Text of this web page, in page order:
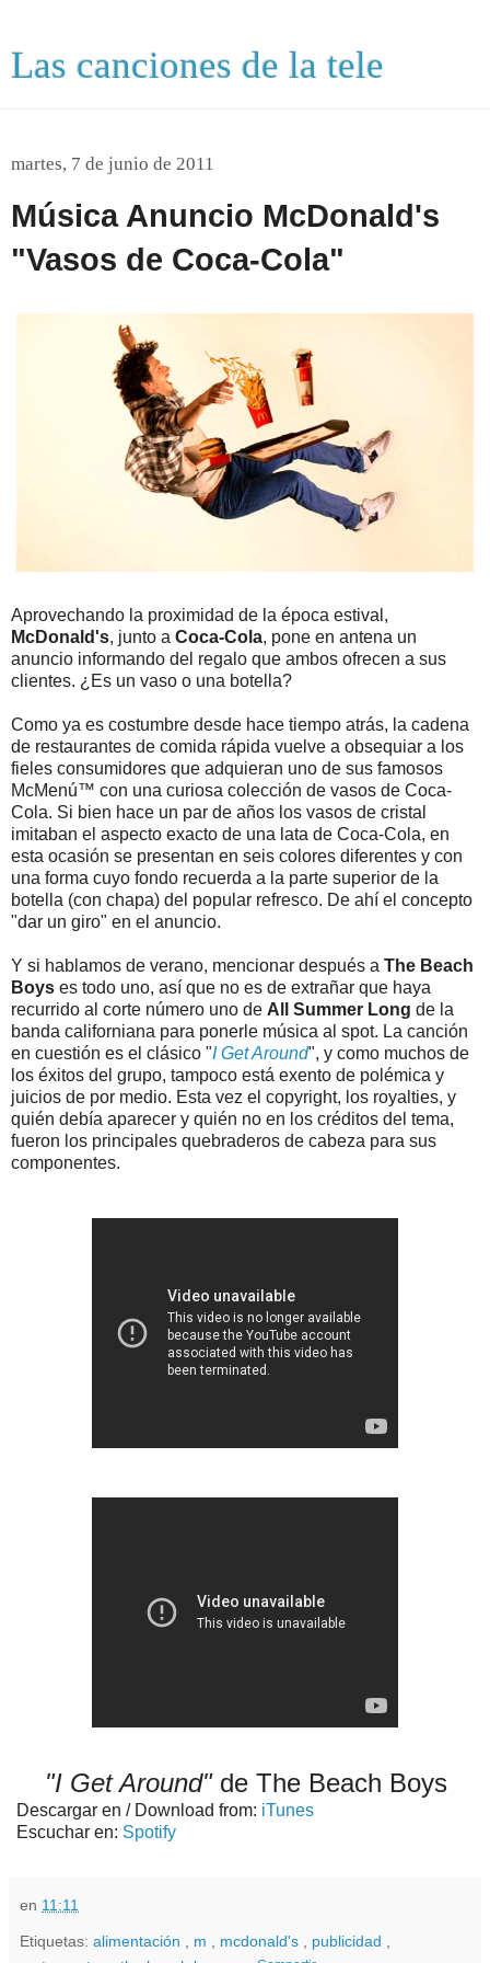
Las canciones de la tele
martes, 7 de junio de 2011
Música Anuncio McDonald's
"Vasos de Coca-Cola"
Aprovechando la proximidad de la época estival,
McDonald's, junto a Coca-Cola, pone en antena un
anuncio informando del regalo que ambos ofrecen a sus
clientes. ¿Es un vaso o una botella?
Como ya es costumbre desde hace tiempo atrás, la cadena
de restaurantes de comida rápida vuelve a obsequiar a los
fieles consumidores que adquieran uno de sus famosos
McMenú™ con una curiosa colección de vasos de Coca-
Cola. Si bien hace un par de años los vasos de cristal
imitaban el aspecto exacto de una lata de Coca-Cola, en
esta ocasión se presentan en seis colores diferentes y con
una forma cuyo fondo recuerda a la parte superior de la
botella (con chapa) del popular refresco. De ahí el concepto
"dar un giro" en el anuncio.
Y si hablamos de verano, mencionar después a The Beach
Boys es todo uno, así que no es de extrañar que haya
recurrido al corte número uno de All Summer Long de la
banda californiana para ponerle música al spot. La canción
en cuestión es el clásico "I Get Around", y como muchos de
los éxitos del grupo, tampoco está exento de polémica y
juicios de por medio. Esta vez el copyright, los royalties, y
quién debía aparecer y quién no en los créditos del tema,
fueron los principales quebraderos de cabeza para sus
componentes.
"I Get Around"de The Beach Boys
Descargar en / Download from: iTunes
Escuchar en: Spotify
en 11:11
Etiquetas: alimentación m mcdonald's publicidad